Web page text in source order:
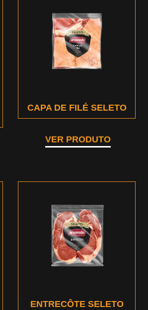
CAPA DE FILÉ SELETO
VER PRODUTO
ENTRECÔTE SELETO